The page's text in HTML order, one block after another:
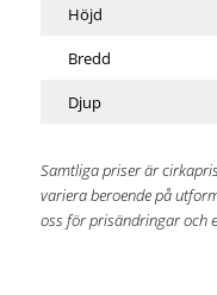
Höjd
Bredd
Djup
Samtliga priser är
variera beroende på
oss för prisändringar och